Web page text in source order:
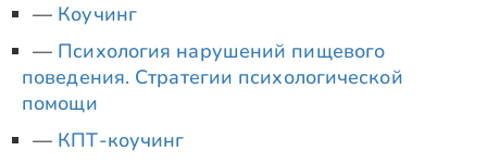
Коучинг
Психология нарушений пищевого
поведения. Стратегии психологической
помощи
КПТ-коучинг